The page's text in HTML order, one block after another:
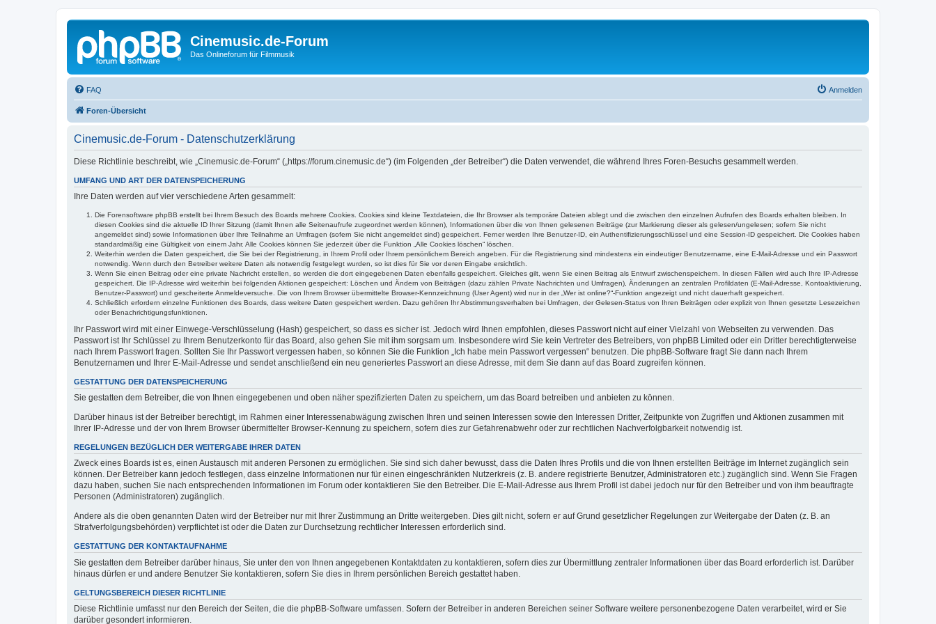
Cinemusic.de-Forum
Das Onlineforum für Filmmusik
FAQ Anmelden
Foren-Übersicht
Cinemusic.de-Forum - Datenschutzerklärung
Diese Richtlinie beschreibt, wie „Cinemusic.de-Forum“ („https://forum.cinemusic.de“) (im Folgenden „der Betreiber“) die Daten verwendet, die während Ihres Foren-Besuchs gesammelt werden.
UMFANG UND ART DER DATENSPEICHERUNG
Ihre Daten werden auf vier verschiedene Arten gesammelt:
Die Forensoftware phpBB erstellt bei Ihrem Besuch des Boards mehrere Cookies. Cookies sind kleine Textdateien, die Ihr Browser als temporäre Dateien ablegt und die zwischen den einzelnen Aufrufen des Boards erhalten bleiben. In
diesen Cookies sind die aktuelle ID Ihrer Sitzung (damit Ihnen alle Seitenaufrufe zugeordnet werden können), Informationen über die von Ihnen gelesenen Beiträge (zur Markierung dieser als gelesen/ungelesen; sofern Sie nicht
angemeldet sind) sowie Informationen über Ihre Teilnahme an Umfragen (sofern Sie nicht angemeldet sind) gespeichert. Ferner werden Ihre Benutzer-ID, ein Authentifizierungsschlüssel und eine Session-ID gespeichert. Die Cookies haben
standardmäßig eine Gültigkeit von einem Jahr. Alle Cookies können Sie jederzeit über die Funktion „Alle Cookies löschen“ löschen.
Weiterhin werden die Daten gespeichert, die Sie bei der Registrierung, in Ihrem Profil oder Ihrem persönlichem Bereich angeben. Für die Registrierung sind mindestens ein eindeutiger Benutzername, eine E-Mail-Adresse und ein Passwort
notwendig. Wenn durch den Betreiber weitere Daten als notwendig festgelegt wurden, so ist dies für Sie vor deren Eingabe ersichtlich.
Wenn Sie einen Beitrag oder eine private Nachricht erstellen, so werden die dort eingegebenen Daten ebenfalls gespeichert. Gleiches gilt, wenn Sie einen Beitrag als Entwurf zwischenspeichern. In diesen Fällen wird auch Ihre IP-Adresse
gespeichert. Die IP-Adresse wird weiterhin bei folgenden Aktionen gespeichert: Löschen und Ändern von Beiträgen (dazu zählen Private Nachrichten und Umfragen), Änderungen an zentralen Profildaten (E-Mail-Adresse, Kontoaktivierung,
Benutzer-Passwort) und gescheiterte Anmeldeversuche. Die von Ihrem Browser übermittelte Browser-Kennzeichnung (User Agent) wird nur in der „Wer ist online?“-Funktion angezeigt und nicht dauerhaft gespeichert.
Schließlich erfordern einzelne Funktionen des Boards, dass weitere Daten gespeichert werden. Dazu gehören Ihr Abstimmungsverhalten bei Umfragen, der Gelesen-Status von Ihren Beiträgen oder explizit von Ihnen gesetzte Lesezeichen
oder Benachrichtigungsfunktionen.
Ihr Passwort wird mit einer Einwege-Verschlüsselung (Hash) gespeichert, so dass es sicher ist. Jedoch wird Ihnen empfohlen, dieses Passwort nicht auf einer Vielzahl von Webseiten zu verwenden. Das
Passwort ist Ihr Schlüssel zu Ihrem Benutzerkonto für das Board, also gehen Sie mit ihm sorgsam um. Insbesondere wird Sie kein Vertreter des Betreibers, von phpBB Limited oder ein Dritter berechtigterweise
nach Ihrem Passwort fragen. Sollten Sie Ihr Passwort vergessen haben, so können Sie die Funktion „Ich habe mein Passwort vergessen“ benutzen. Die phpBB-Software fragt Sie dann nach Ihrem
Benutzernamen und Ihrer E-Mail-Adresse und sendet anschließend ein neu generiertes Passwort an diese Adresse, mit dem Sie dann auf das Board zugreifen können.
GESTATTUNG DER DATENSPEICHERUNG
Sie gestatten dem Betreiber, die von Ihnen eingegebenen und oben näher spezifizierten Daten zu speichern, um das Board betreiben und anbieten zu können.
Darüber hinaus ist der Betreiber berechtigt, im Rahmen einer Interessenabwägung zwischen Ihren und seinen Interessen sowie den Interessen Dritter, Zeitpunkte von Zugriffen und Aktionen zusammen mit
Ihrer IP-Adresse und der von Ihrem Browser übermittelter Browser-Kennung zu speichern, sofern dies zur Gefahrenabwehr oder zur rechtlichen Nachverfolgbarkeit notwendig ist.
REGELUNGEN BEZÜGLICH DER WEITERGABE IHRER DATEN
Zweck eines Boards ist es, einen Austausch mit anderen Personen zu ermöglichen. Sie sind sich daher bewusst, dass die Daten Ihres Profils und die von Ihnen erstellten Beiträge im Internet zugänglich sein
können. Der Betreiber kann jedoch festlegen, dass einzelne Informationen nur für einen eingeschränkten Nutzerkreis (z. B. andere registrierte Benutzer, Administratoren etc.) zugänglich sind. Wenn Sie Fragen
dazu haben, suchen Sie nach entsprechenden Informationen im Forum oder kontaktieren Sie den Betreiber. Die E-Mail-Adresse aus Ihrem Profil ist dabei jedoch nur für den Betreiber und von ihm beauftragte
Personen (Administratoren) zugänglich.
Andere als die oben genannten Daten wird der Betreiber nur mit Ihrer Zustimmung an Dritte weitergeben. Dies gilt nicht, sofern er auf Grund gesetzlicher Regelungen zur Weitergabe der Daten (z. B. an
Strafverfolgungsbehörden) verpflichtet ist oder die Daten zur Durchsetzung rechtlicher Interessen erforderlich sind.
GESTATTUNG DER KONTAKTAUFNAHME
Sie gestatten dem Betreiber darüber hinaus, Sie unter den von Ihnen angegebenen Kontaktdaten zu kontaktieren, sofern dies zur Übermittlung zentraler Informationen über das Board erforderlich ist. Darüber
hinaus dürfen er und andere Benutzer Sie kontaktieren, sofern Sie dies in Ihrem persönlichen Bereich gestattet haben.
GELTUNGSBEREICH DIESER RICHTLINIE
Diese Richtlinie umfasst nur den Bereich der Seiten, die die phpBB-Software umfassen. Sofern der Betreiber in anderen Bereichen seiner Software weitere personenbezogene Daten verarbeitet, wird er Sie
darüber gesondert informieren.